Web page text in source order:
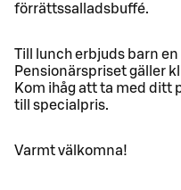
förrättssalladsbuffé.
Till lunch erbjuds barn
Pensionärspriset gäller
Kom ihåg att ta med ditt
till specialpris.
Varmt välkomna!